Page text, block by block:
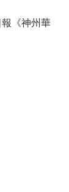
報《神州華